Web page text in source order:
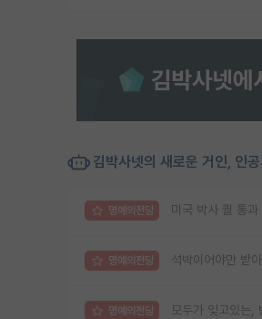
김박사넷의 새로운 거인, 인
명예의전당 미국 박사 퀄 통과
명예의전당 석박이어야만 받
명예의전당 모두가 잊고있는,